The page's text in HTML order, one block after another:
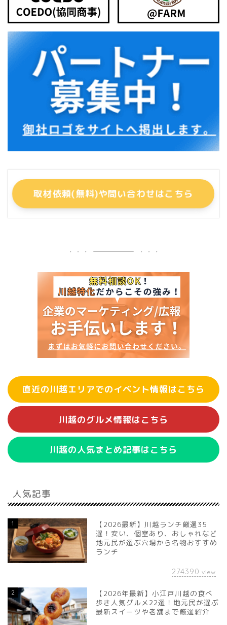
取材依頼(無料)や問い合わせはこちら
直近の川越エリアでのイベント情報はこちら
川越のグルメ情報はこちら
川越の人気まとめ記事はこちら
人気記事
1
【2026最新】川越ランチ厳選35
選！安い、個室あり、おしゃれなど
地元民が選ぶ穴場から名物おすすめ
ランチ
274390 view
2
【2026年最新】小江戸川越の食べ
歩き人気グルメ22選！地元民が選ぶ
最新スイーツや老舗まで厳選紹介